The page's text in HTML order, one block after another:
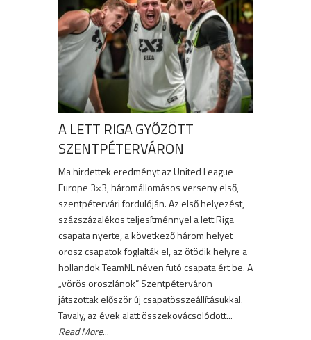
A LETT RIGA GYŐZÖTT
SZENTPÉTERVÁRON
Ma hirdettek eredményt az United League
Europe 3×3, háromállomásos verseny első,
szentpétervári fordulóján. Az első helyezést,
százszázalékos teljesítménnyel a lett Riga
csapata nyerte, a következő három helyet
orosz csapatok foglalták el, az ötödik helyre a
hollandok TeamNL néven futó csapata ért be. A
„vörös oroszlánok” Szentpéterváron
játszottak először új csapatösszeállításukkal.
Tavaly, az évek alatt összekovácsolódott...
Read More...